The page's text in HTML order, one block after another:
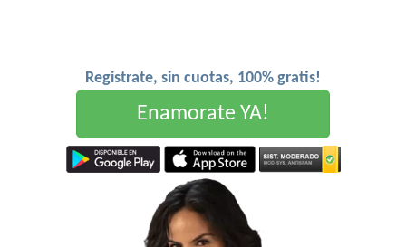
Registrate, sin cuotas, 100% gratis!
Enamorate YA!